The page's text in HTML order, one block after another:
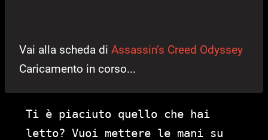
Vai alla scheda di Assassin’s Creed Odyssey
Caricamento in corso...
Ti è piaciuto quello che hai
letto? Vuoi mettere le mani su